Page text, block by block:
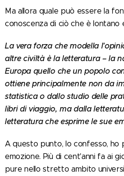
Ma allora quale può essere la
conoscenza di ciò che è lontano
La vera forza che modella
altre civiltà è la letteratura – la
Europa quello che un popolo
ottiene principalmente non da
statistica o dallo studio delle
libri di viaggio, ma dalla
letteratura che esprime le sue
A questo punto, lo confesso, ho
emozione. Più di cent'anni fa ai
pure nello stretto ambito